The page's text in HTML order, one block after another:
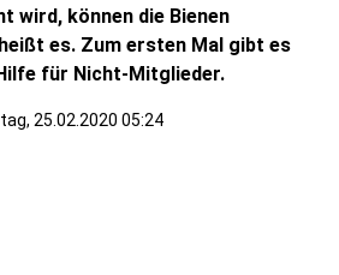
wird, können die Bienen
es. Zum ersten Mal gibt es
für Nicht-Mitglieder.
25.02.2020 05:24